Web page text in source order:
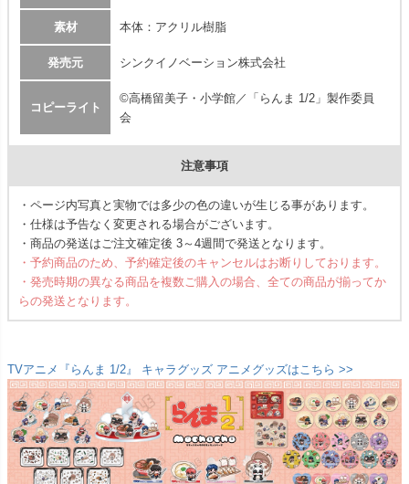
素材 本体：アクリル樹脂
発売元 シンクイノベーション株式会社
コピーライト
©高橋留美子・小学館／「らんま 1/2」製作委員
会
注意事項
・ページ内写真と実物では多少の色の違いが生じる事があります。
・仕様は予告なく変更される場合がございます。
・商品の発送はご注文確定後 3～4週間で発送となります。
・予約商品のため、予約確定後のキャンセルはお断りしております。
・発売時期の異なる商品を複数ご購入の場合、全ての商品が揃ってか
らの発送となります。
TVアニメ『らんま 1/2』 キャラグッズ アニメグッズはこちら >>